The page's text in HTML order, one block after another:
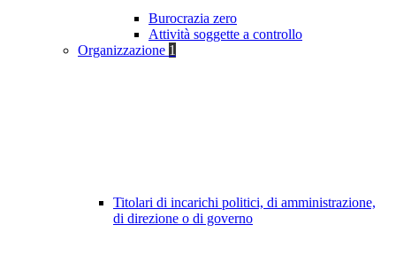
Burocrazia zero
Attività soggette a controllo
Organizzazione 1
Titolari di incarichi politici, di amministrazione,
di direzione o di governo